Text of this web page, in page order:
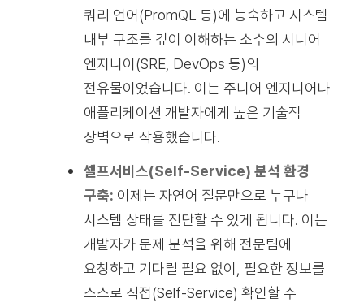
쿼리 언어(PromQL 등)에 능숙하고 시스템
내부 구조를 깊이 이해하는 소수의 시니어
엔지니어(SRE, DevOps 등)의
전유물이었습니다. 이는 주니어 엔지니어나
애플리케이션 개발자에게 높은 기술적
장벽으로 작용했습니다.
셀프서비스(Self-Service) 분석 환경
구축: 이제는 자연어 질문만으로 누구나
시스템 상태를 진단할 수 있게 됩니다. 이는
개발자가 문제 분석을 위해 전문팀에
요청하고 기다릴 필요 없이, 필요한 정보를
스스로 직접(Self-Service) 확인할 수